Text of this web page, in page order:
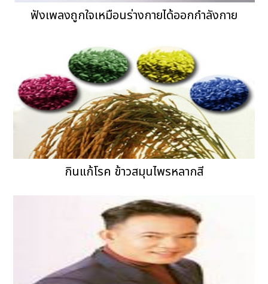
ฟังเพลงถูกใจเหมือนร่างกายได้ออกกำลังกาย
กินแก้โรค ข้าวสมุนไพรหลากสี